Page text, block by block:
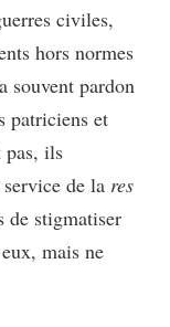
civiles,
hors normes
souvent pardon
patriciens et
pas, ils
de la res
de stigmatiser
mais ne